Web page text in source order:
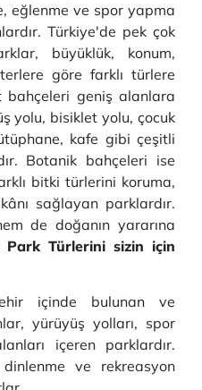
eğlenme ve spor yapma
Türkiye'de pek çok
büyüklük, konum,
göre farklı türlere
bahçeleri geniş alanlara
yolu, bisiklet yolu, çocuk
kafe gibi çeşitli
Botanik bahçeleri ise
bitki türlerini koruma,
sağlayan parklardır.
de doğanın yararına
Park Türlerini sizin için
içinde bulunan ve
yürüyüş yolları, spor
içeren parklardır.
ve rekreasyon